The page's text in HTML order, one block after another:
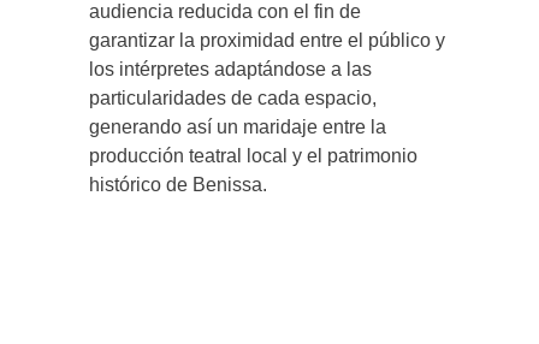
audiencia reducida con el fin de
garantizar la proximidad entre el público y
los intérpretes adaptándose a las
particularidades de cada espacio,
generando así un maridaje entre la
producción teatral local y el patrimonio
histórico de Benissa.